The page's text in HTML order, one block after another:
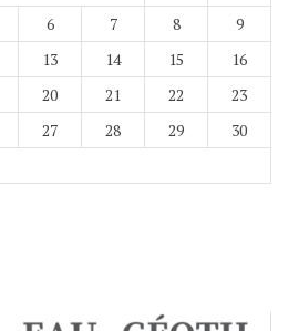
6 7 8
9
13 14 15
16
20 21 22
23
27 28 29
30